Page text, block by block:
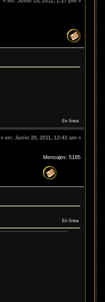
En línea
« en: Junio 20, 2011, 12:43 am »
Mensajes: 5185
En línea